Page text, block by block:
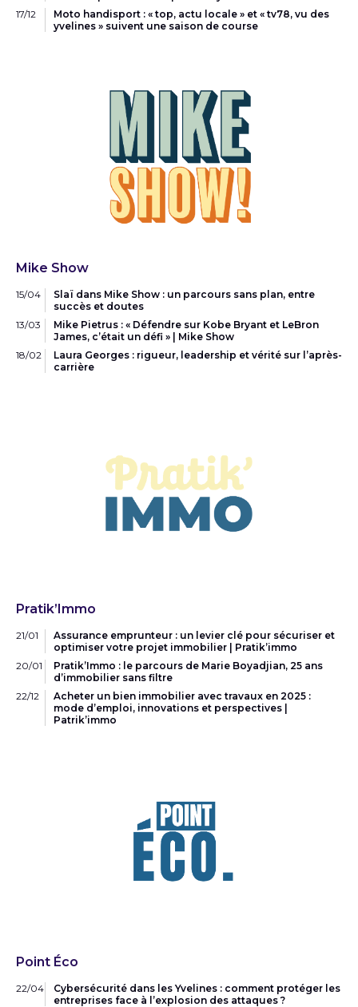
17/12
Moto handisport : « top, actu locale » et « tv78, vu des
yvelines » suivent une saison de course
Mike Show
15/04
Slaï dans Mike Show : un parcours sans plan, entre
succès et doutes
13/03
Mike Pietrus : « Défendre sur Kobe Bryant et LeBron
James, c’était un défi » | Mike Show
18/02
Laura Georges : rigueur, leadership et vérité sur l’après-
carrière
Pratik’Immo
21/01
Assurance emprunteur : un levier clé pour sécuriser et
optimiser votre projet immobilier | Pratik’immo
20/01
Pratik’Immo : le parcours de Marie Boyadjian, 25 ans
d’immobilier sans filtre
22/12
Acheter un bien immobilier avec travaux en 2025 :
mode d’emploi, innovations et perspectives |
Patrik’immo
Point Éco
22/04
Cybersécurité dans les Yvelines : comment protéger les
entreprises face à l’explosion des attaques ?